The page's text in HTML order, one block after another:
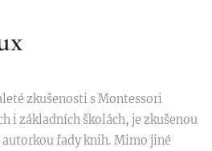
zkušenosti s Montessori
i základních školách, je zkušenou
řady knih. Mimo jiné